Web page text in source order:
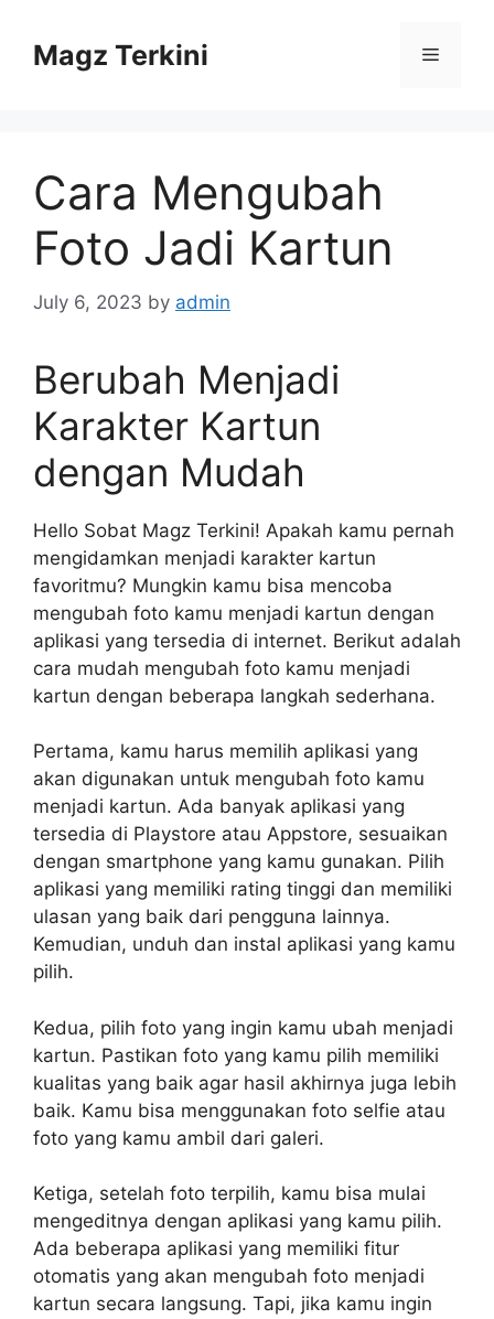
contentMagz Terkini Menu
Cara Mengubah
Foto Jadi Kartun
July 6, 2023 by admin
Berubah Menjadi
Karakter Kartun
dengan Mudah
Hello Sobat Magz Terkini! Apakah kamu pernah
mengidamkan menjadi karakter kartun
favoritmu? Mungkin kamu bisa mencoba
mengubah foto kamu menjadi kartun dengan
aplikasi yang tersedia di internet. Berikut adalah
cara mudah mengubah foto kamu menjadi
kartun dengan beberapa langkah sederhana.
Pertama, kamu harus memilih aplikasi yang
akan digunakan untuk mengubah foto kamu
menjadi kartun. Ada banyak aplikasi yang
tersedia di Playstore atau Appstore, sesuaikan
dengan smartphone yang kamu gunakan. Pilih
aplikasi yang memiliki rating tinggi dan memiliki
ulasan yang baik dari pengguna lainnya.
Kemudian, unduh dan instal aplikasi yang kamu
pilih.
Kedua, pilih foto yang ingin kamu ubah menjadi
kartun. Pastikan foto yang kamu pilih memiliki
kualitas yang baik agar hasil akhirnya juga lebih
baik. Kamu bisa menggunakan foto selfie atau
foto yang kamu ambil dari galeri.
Ketiga, setelah foto terpilih, kamu bisa mulai
mengeditnya dengan aplikasi yang kamu pilih.
Ada beberapa aplikasi yang memiliki fitur
otomatis yang akan mengubah foto menjadi
kartun secara langsung. Tapi, jika kamu ingin